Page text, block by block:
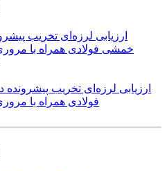
ارزیابی لرزه‌ای تخریب
فولادی همراه با